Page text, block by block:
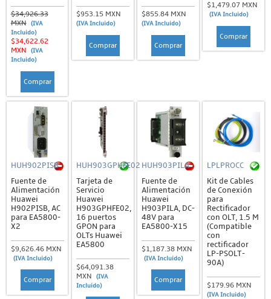
$34,926.33
MXN
(IVA
Incluido)
$34,622.62
MXN
(IVA
Incluido)
Comprar
$953.15 MXN
(IVA Incluido)
Comprar
$855.84 MXN
(IVA Incluido)
Comprar
$1,479.07 MXN
(IVA Incluido)
Comprar
HUH902PISB
Fuente de
Alimentación
Huawei
H902PISB, AC
para EA5800-
X2
$9,626.46 MXN
(IVA Incluido)
Comprar
HUH903GPHFE02
Tarjeta de
Servicio
Huawei
H903GPHFE02,
16 puertos
GPON para
OLTs Huawei
EA5800
$64,091.38
MXN
(IVA
Incluido)
HUH903PILA
Fuente de
Alimentación
Huawei
H903PILA, DC-
48V para
EA5800-X15
$1,187.38 MXN
(IVA Incluido)
Comprar
LPLPROCC
Kit de Cables
de Conexión
para
Rectificador
con OLT, 1.5 M
(Compatible
con
rectificador
LP-PSOLT-
90A)
$179.96 MXN
(IVA Incluido)